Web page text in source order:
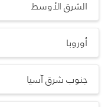
الشرق الأوسط
أوروبا
جنوب شرق آسيا